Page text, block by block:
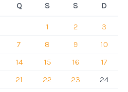
Q S S D
1 2
3
7 8 9
10
14 15 16
17
21 22 23 24